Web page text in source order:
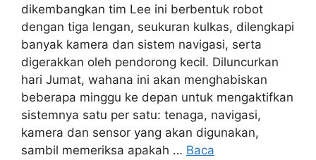
dikembangkan tim Lee ini berbentuk robot
dengan tiga lengan, seukuran kulkas, dilengkapi
banyak kamera dan sistem navigasi, serta
digerakkan oleh pendorong kecil. Diluncurkan
hari Jumat, wahana ini akan menghabiskan
beberapa minggu ke depan untuk mengaktifkan
sistemnya satu per satu: tenaga, navigasi,
kamera dan sensor yang akan digunakan,
sambil memeriksa apakah … Baca